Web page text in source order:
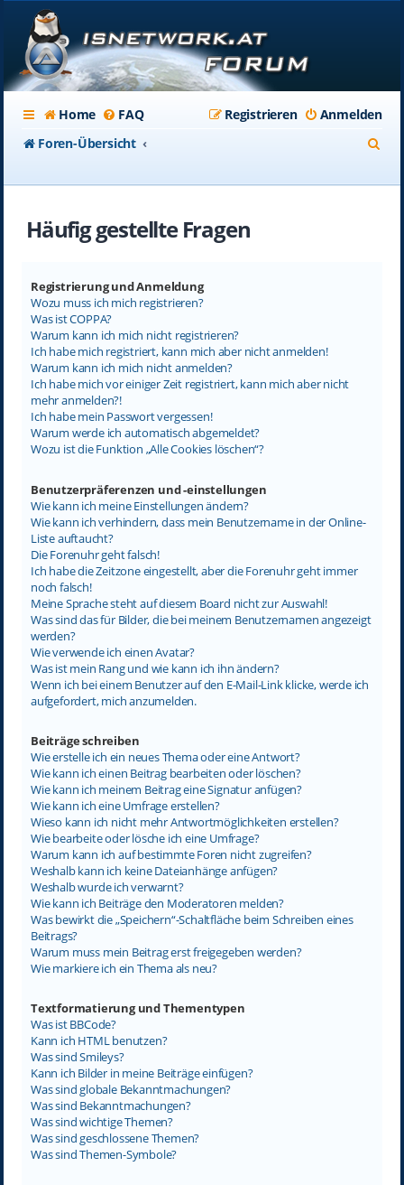
Home FAQ Anmelden
Registrieren
Foren-Übersicht
Häufig gestellte Fragen
Registrierung und Anmeldung
Wozu muss ich mich registrieren?
Was ist COPPA?
Warum kann ich mich nicht registrieren?
Ich habe mich registriert, kann mich aber nicht anmelden!
Warum kann ich mich nicht anmelden?
Ich habe mich vor einiger Zeit registriert, kann mich aber nicht
mehr anmelden?!
Ich habe mein Passwort vergessen!
Warum werde ich automatisch abgemeldet?
Wozu ist die Funktion „Alle Cookies löschen“?
Benutzerpräferenzen und -einstellungen
Wie kann ich meine Einstellungen ändern?
Wie kann ich verhindern, dass mein Benutzername in der Online-
Liste auftaucht?
Die Forenuhr geht falsch!
Ich habe die Zeitzone eingestellt, aber die Forenuhr geht immer
noch falsch!
Meine Sprache steht auf diesem Board nicht zur Auswahl!
Was sind das für Bilder, die bei meinem Benutzernamen angezeigt
werden?
Wie verwende ich einen Avatar?
Was ist mein Rang und wie kann ich ihn ändern?
Wenn ich bei einem Benutzer auf den E-Mail-Link klicke, werde ich
aufgefordert, mich anzumelden.
Beiträge schreiben
Wie erstelle ich ein neues Thema oder eine Antwort?
Wie kann ich einen Beitrag bearbeiten oder löschen?
Wie kann ich meinem Beitrag eine Signatur anfügen?
Wie kann ich eine Umfrage erstellen?
Wieso kann ich nicht mehr Antwortmöglichkeiten erstellen?
Wie bearbeite oder lösche ich eine Umfrage?
Warum kann ich auf bestimmte Foren nicht zugreifen?
Weshalb kann ich keine Dateianhänge anfügen?
Weshalb wurde ich verwarnt?
Wie kann ich Beiträge den Moderatoren melden?
Was bewirkt die „Speichern“-Schaltfläche beim Schreiben eines
Beitrags?
Warum muss mein Beitrag erst freigegeben werden?
Wie markiere ich ein Thema als neu?
Textformatierung und Thementypen
Was ist BBCode?
Kann ich HTML benutzen?
Was sind Smileys?
Kann ich Bilder in meine Beiträge einfügen?
Was sind globale Bekanntmachungen?
Was sind Bekanntmachungen?
Was sind wichtige Themen?
Was sind geschlossene Themen?
Was sind Themen-Symbole?